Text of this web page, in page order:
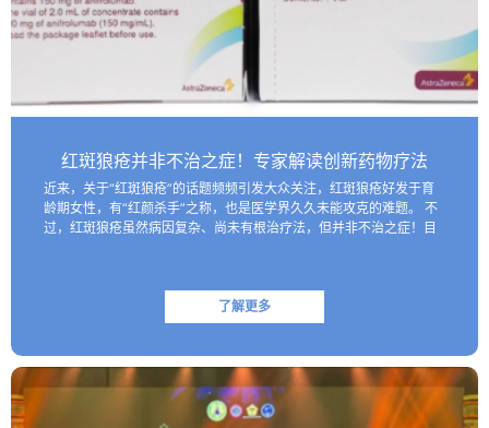
红斑狼疮并非不治之症！专家解读创新药物疗法
近来，关于“红斑狼疮”的话题频频引发大众关注，红斑狼疮好发于育
龄期女性，有“红颜杀手”之称，也是医学界久久未能攻克的难题。 不
过，红斑狼疮虽然病因复杂、尚未有根治疗法，但并非不治之症！目
了解更多